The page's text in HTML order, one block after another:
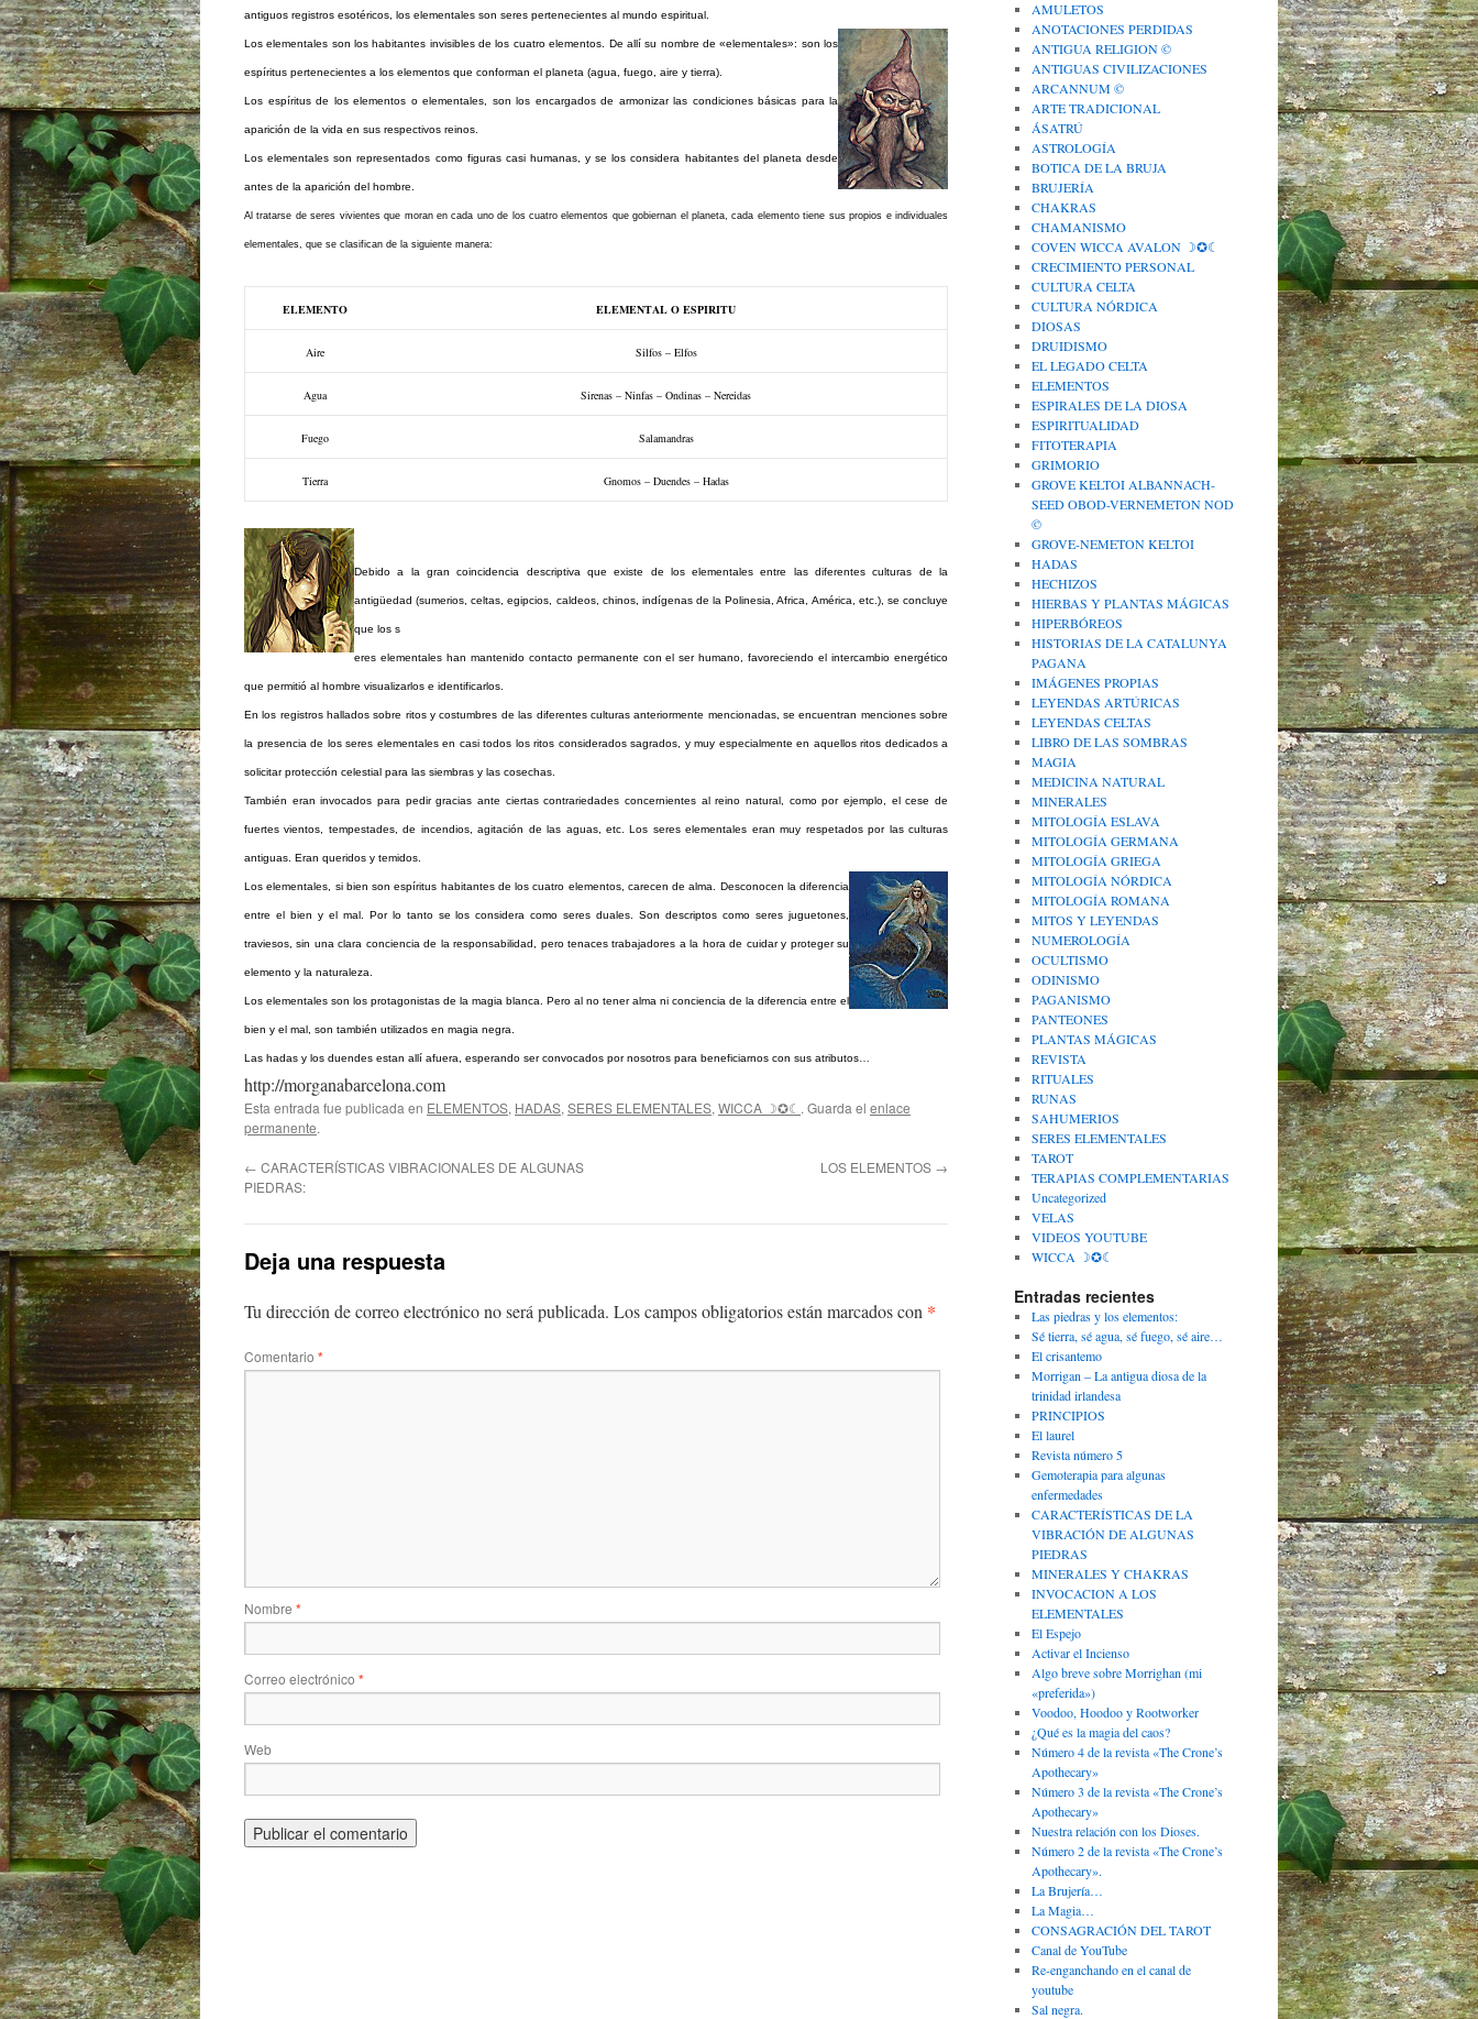
antiguos registros esotéricos, los elementales son seres pertenecientes al mundo espiritual.
Los elementales son los habitantes invisibles de los cuatro elementos. De allí su nombre de «elementales»: son los
espíritus pertenecientes a los elementos que conforman el planeta (agua, fuego, aire y tierra).
Los espíritus de los elementos o elementales, son los encargados de armonizar las condiciones básicas para la
aparición de la vida en sus respectivos reinos.
Los elementales son representados como figuras casi humanas, y se los considera habitantes del planeta desde
antes de la aparición del hombre.
Al tratarse de seres vivientes que moran en cada uno de los cuatro elementos que gobiernan el planeta, cada elemento tiene sus propios e individuales
elementales, que se clasifican de la siguiente manera:
ELEMENTO ELEMENTAL O ESPIRITU
Aire Silfos – Elfos
Agua Sirenas – Ninfas – Ondinas – Nereidas
Fuego Salamandras
Tierra Gnomos – Duendes – Hadas
Debido a la gran coincidencia descriptiva que existe de los elementales entre las diferentes culturas de la
antigüedad (sumerios, celtas, egipcios, caldeos, chinos, indígenas de la Polinesia, Africa, América, etc.), se concluye
que los s
eres elementales han mantenido contacto permanente con el ser humano, favoreciendo el intercambio energético
que permitió al hombre visualizarlos e identificarlos.
En los registros hallados sobre ritos y costumbres de las diferentes culturas anteriormente mencionadas, se encuentran menciones sobre
la presencia de los seres elementales en casi todos los ritos considerados sagrados, y muy especialmente en aquellos ritos dedicados a
solicitar protección celestial para las siembras y las cosechas.
También eran invocados para pedir gracias ante ciertas contrariedades concernientes al reino natural, como por ejemplo, el cese de
fuertes vientos, tempestades, de incendios, agitación de las aguas, etc. Los seres elementales eran muy respetados por las culturas
antiguas. Eran queridos y temidos.
Los elementales, si bien son espíritus habitantes de los cuatro elementos, carecen de alma. Desconocen la diferencia
entre el bien y el mal. Por lo tanto se los considera como seres duales. Son descriptos como seres juguetones,
traviesos, sin una clara conciencia de la responsabilidad, pero tenaces trabajadores a la hora de cuidar y proteger su
elemento y la naturaleza.
Los elementales son los protagonistas de la magia blanca. Pero al no tener alma ni conciencia de la diferencia entre el
bien y el mal, son también utilizados en magia negra.
Las hadas y los duendes estan allí afuera, esperando ser convocados por nosotros para beneficiarnos con sus atributos…
http://morganabarcelona.com
Esta entrada fue publicada en ELEMENTOS, HADAS, SERES ELEMENTALES, WICCA ☽✪☾ . Guarda el enlace
permanente.
← CARACTERÍSTICAS VIBRACIONALES DE ALGUNAS
PIEDRAS:
LOS ELEMENTOS →
Deja una respuesta
Tu dirección de correo electrónico no será publicada. Los campos obligatorios están marcados con *
Comentario *
Nombre *
Correo electrónico *
Web
AMULETOS
ANOTACIONES PERDIDAS
ANTIGUA RELIGION ©
ANTIGUAS CIVILIZACIONES
ARCANNUM ©
ARTE TRADICIONAL
ÁSATRÚ
ASTROLOGÍA
BOTICA DE LA BRUJA
BRUJERÍA
CHAKRAS
CHAMANISMO
COVEN WICCA AVALON ☽✪☾
CRECIMIENTO PERSONAL
CULTURA CELTA
CULTURA NÓRDICA
DIOSAS
DRUIDISMO
EL LEGADO CELTA
ELEMENTOS
ESPIRALES DE LA DIOSA
ESPIRITUALIDAD
FITOTERAPIA
GRIMORIO
GROVE KELTOI ALBANNACH-
SEED OBOD-VERNEMETON NOD
©
GROVE-NEMETON KELTOI
HADAS
HECHIZOS
HIERBAS Y PLANTAS MÁGICAS
HIPERBÓREOS
HISTORIAS DE LA CATALUNYA
PAGANA
IMÁGENES PROPIAS
LEYENDAS ARTÚRICAS
LEYENDAS CELTAS
LIBRO DE LAS SOMBRAS
MAGIA
MEDICINA NATURAL
MINERALES
MITOLOGÍA ESLAVA
MITOLOGÍA GERMANA
MITOLOGÍA GRIEGA
MITOLOGÍA NÓRDICA
MITOLOGÍA ROMANA
MITOS Y LEYENDAS
NUMEROLOGÍA
OCULTISMO
ODINISMO
PAGANISMO
PANTEONES
PLANTAS MÁGICAS
REVISTA
RITUALES
RUNAS
SAHUMERIOS
SERES ELEMENTALES
TAROT
TERAPIAS COMPLEMENTARIAS
Uncategorized
VELAS
VIDEOS YOUTUBE
WICCA ☽✪☾
Entradas recientes
Las piedras y los elementos:
Sé tierra, sé agua, sé fuego, sé aire…
El crisantemo
Morrigan – La antigua diosa de la
trinidad irlandesa
PRINCIPIOS
El laurel
Revista número 5
Gemoterapia para algunas
enfermedades
CARACTERÍSTICAS DE LA
VIBRACIÓN DE ALGUNAS
PIEDRAS
MINERALES Y CHAKRAS
INVOCACION A LOS
ELEMENTALES
El Espejo
Activar el Incienso
Algo breve sobre Morrighan (mi
«preferida»)
Voodoo, Hoodoo y Rootworker
¿Qué es la magia del caos?
Número 4 de la revista «The Crone’s
Apothecary»
Número 3 de la revista «The Crone’s
Apothecary»
Nuestra relación con los Dioses.
Número 2 de la revista «The Crone’s
Apothecary».
La Brujería…
La Magia…
CONSAGRACIÓN DEL TAROT
Canal de YouTube
Re-enganchando en el canal de
youtube
Sal negra.